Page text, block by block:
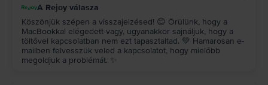
A Rejoy válasza
Köszönjük szépen a visszajelzésed! 😊 Örülünk, hogy a
MacBookkal elégedett vagy, ugyanakkor sajnáljuk, hogy a
töltővel kapcsolatban nem ezt tapasztaltad. 💚 Hamarosan e-
mailben felvesszük veled a kapcsolatot, hogy mielőbb
megoldjuk a problémát. ✨